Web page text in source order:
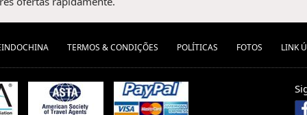
TERMOS & CONDIÇÕES POLÍTICAS FOTOS LINK